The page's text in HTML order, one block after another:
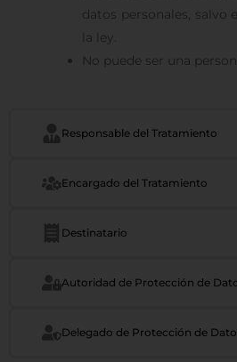
Responsable del Tratamiento
Encargado del Tratamiento
Destinatario
Autoridad de Protección de
Delegado de Protección de
datos personales, salvo
la ley.
No puede ser una